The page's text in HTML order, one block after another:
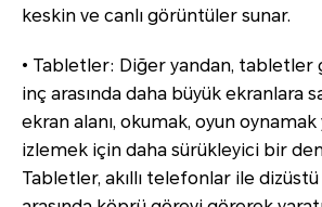
keskin ve canlı görüntüler sunar.
• Tabletler: Diğer yandan, tabletler
inç arasında daha büyük ekranlara
ekran alanı, okumak, oyun
izlemek için daha sürükleyici bir
Tabletler, akıllı telefonlar ile